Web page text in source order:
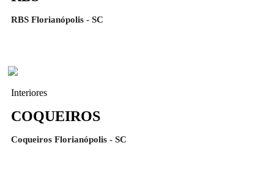
RBS Florianópolis - SC
Interiores
COQUEIROS
Coqueiros Florianópolis - SC